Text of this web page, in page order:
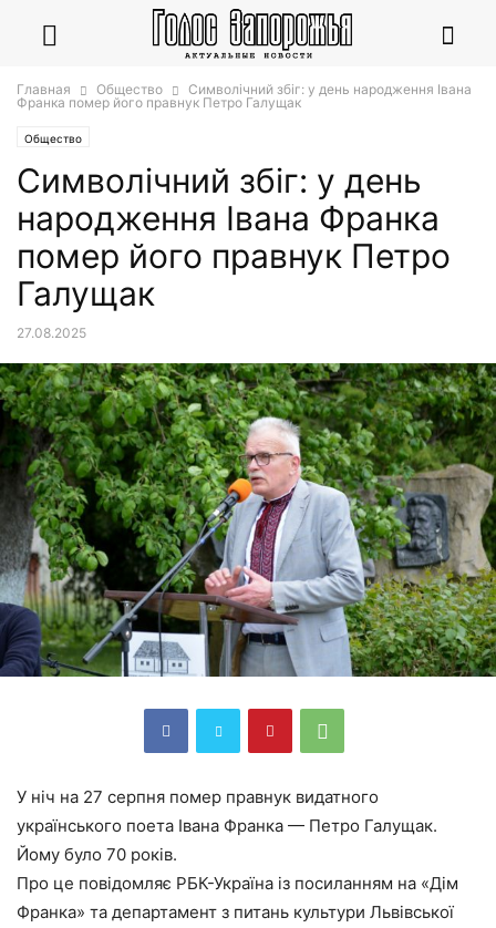
Главная Общество
Символічний збіг: у день народження Івана
Франка помер його правнук Петро Галущак
Общество
Символічний збіг: у день
народження Івана Франка
помер його правнук Петро
Галущак
27.08.2025
У ніч на 27 серпня помер правнук видатного
українського поета Івана Франка — Петро Галущак.
Йому було 70 років.
Про це повідомляє РБК-Україна із посиланням на «Дім
Франка» та департамент з питань культури Львівської